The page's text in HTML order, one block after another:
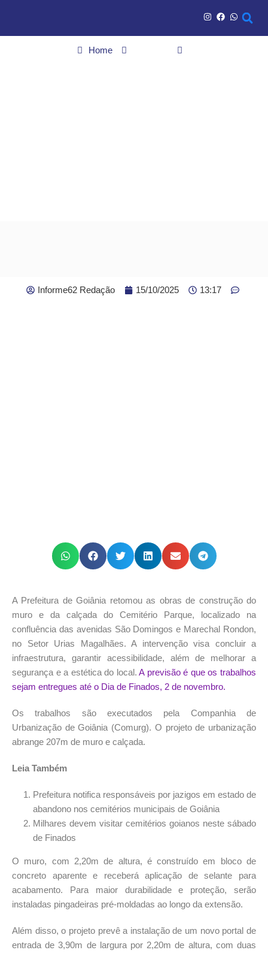
Home
Informe62 Redação 15/10/2025 13:17
A Prefeitura de Goiânia retomou as obras de construção do
muro e da calçada do Cemitério Parque, localizado na
confluência das avenidas São Domingos e Marechal Rondon,
no Setor Urias Magalhães. A intervenção visa concluir a
infraestrutura, garantir acessibilidade, além de melhorar a
segurança e a estética do local.A previsão é que os trabalhos
sejam entregues até o Dia de Finados, 2 de novembro.
Os trabalhos são executados pela Companhia de
Urbanização de Goiânia (Comurg). O projeto de urbanização
abrange 207m de muro e calçada.
Leia Também
Prefeitura notifica responsáveis por jazigos em estado de
abandono nos cemitérios municipais de Goiânia
Milhares devem visitar cemitérios goianos neste sábado
de Finados
O muro, com 2,20m de altura, é construído em bloco de
concreto aparente e receberá aplicação de selante para
acabamento. Para maior durabilidade e proteção, serão
instaladas pingadeiras pré-moldadas ao longo da extensão.
Além disso, o projeto prevê a instalação de um novo portal de
entrada de 3,90m de largura por 2,20m de altura, com duas